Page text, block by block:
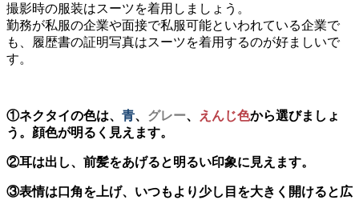
撮影時の服装はスーツを着用しましょう。
勤務が私服の企業や面接で私服可能といわれている企業で
も、履歴書の証明写真はスーツを着用するのが好ましいで
す。
①ネクタイの色は、 青、 グレー、 えんじ色から選びましょ
う。顔色が明るく見えます。
②耳は出し、前髪をあげると明るい印象に見えます。
③表情は口角を上げ、いつもより少し目を大きく開けると広